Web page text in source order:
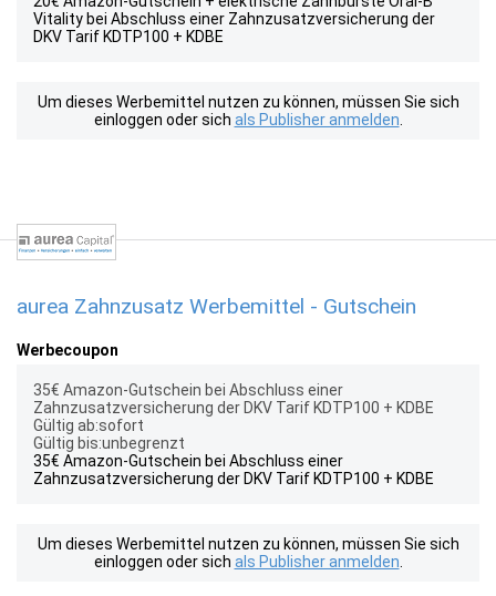
Vitality bei Abschluss einer Zahnzusatzversicherung der
DKV Tarif KDTP100 + KDBE
Um dieses Werbemittel nutzen zu können, müssen Sie sich
einloggen oder sich als Publisher anmelden
aurea Zahnzusatz Werbemittel - Gutschein
Werbecoupon
35€ Amazon-Gutschein bei Abschluss einer
Zahnzusatzversicherung der DKV Tarif KDTP100 + KDBE
Gültig ab:sofort
Gültig bis:unbegrenzt
35€ Amazon-Gutschein bei Abschluss einer
Zahnzusatzversicherung der DKV Tarif KDTP100 + KDBE
Um dieses Werbemittel nutzen zu können, müssen Sie sich
einloggen oder sich als Publisher anmelden